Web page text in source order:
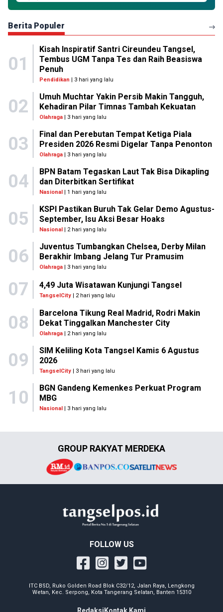
Berita Populer
01
Kisah Inspiratif Santri Cireundeu Tangsel,
Tembus UGM Tanpa Tes dan Raih Beasiswa
Penuh
Pendidikan | 3 hari yang lalu
02
Umuh Muchtar Yakin Persib Makin Tangguh,
Kehadiran Pilar Timnas Tambah Kekuatan
Olahraga| 3 hari yang lalu
03
Final dan Perebutan Tempat Ketiga Piala
Presiden 2026 Resmi Digelar Tanpa Penonton
Olahraga| 3 hari yang lalu
04
BPN Batam Tegaskan Laut Tak Bisa Dikapling
dan Diterbitkan Sertifikat
Nasional| 1 hari yang lalu
05
KSPI Pastikan Buruh Tak Gelar Demo Agustus-
September, Isu Aksi Besar Hoaks
Nasional| 2 hari yang lalu
06
Juventus Tumbangkan Chelsea, Derby Milan
Berakhir Imbang Jelang Tur Pramusim
Olahraga| 3 hari yang lalu
07 4,49 Juta Wisatawan Kunjungi Tangsel
TangselCity | 2 hari yang lalu
08
Barcelona Tikung Real Madrid, Rodri Makin
Dekat Tinggalkan Manchester City
Olahraga| 2 hari yang lalu
09
SIM Keliling Kota Tangsel Kamis 6 Agustus
2026
TangselCity| 3 hari yang lalu
10
BGN Gandeng Kemenkes Perkuat Program
MBG
Nasional| 3 hari yang lalu
GROUP RAKYAT MERDEKA
FOLLOW US
ITC BSD, Ruko Golden Road Blok C32/12, Jalan Raya, Lengkong
Wetan, Kec. Serpong, Kota Tangerang Selatan, Banten 15310